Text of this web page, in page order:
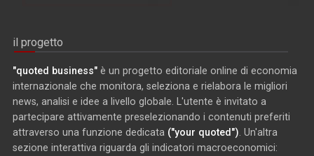
il progetto
"quoted business" è un progetto editoriale online di economia
internazionale che monitora, seleziona e rielabora le migliori
news, analisi e idee a livello globale. L'utente è invitato a
partecipare attivamente preselezionando i contenuti preferiti
attraverso una funzione dedicata ("your quoted") . Un'altra
sezione interattiva riguarda gli indicatori macroeconomici: